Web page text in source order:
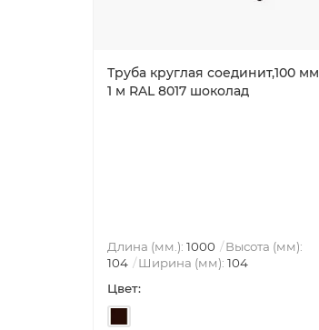
Труба круглая соединит,100 мм
1 м RAL 8017 шоколад
Длина (мм.): 1000
Высота (мм):
104
Ширина (мм): 104
Цвет: